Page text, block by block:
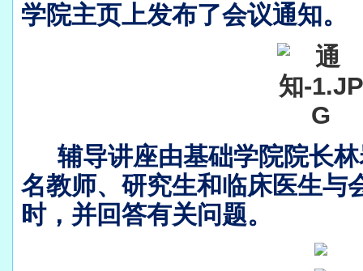
学院主页上发布了会议通知。
辅导讲座由基础学院院长
名教师、研究生和临床医生与
时，并回答有关问题。